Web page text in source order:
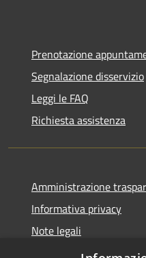
Prenotazione
Segnalazione disservizio
Leggi le FAQ
Richiesta assistenza
Amministrazione
Informativa privacy
Note legali
Dichiarazione di